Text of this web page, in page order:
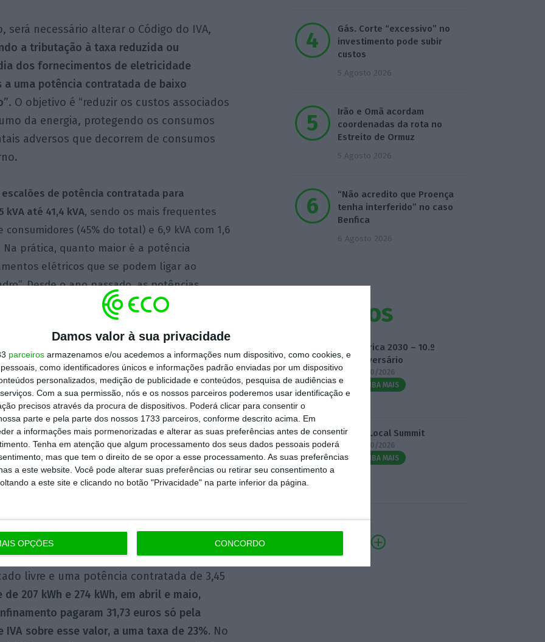
Damos valor à sua privacidade
parceiros armazenamos e/ou acedemos a informações num dispositivo, como cookies, e
como identificadores únicos e informações padrão enviadas por um dispositivo
personalizados, medição de publicidade e conteúdos, pesquisa de audiências e
Com a sua permissão, nós e os nossos parceiros poderemos usar identificação e
precisos através da procura de dispositivos. Poderá clicar para consentir o
parte e pela parte dos nossos 1733 parceiros, conforme descrito acima. Em
a informações mais pormenorizadas e alterar as suas preferências antes de consentir
Tenha em atenção que algum processamento dos seus dados pessoais poderá
mas que tem o direito de se opor a esse processamento. As suas preferências
a este website. Você pode alterar suas preferências ou retirar seu consentimento a
a este site e clicando no botão "Privacidade" na parte inferior da página.
OPÇÕES CONCORDO
será necessário alterar o Código do IVA,
a tributação à taxa reduzida ou
dos fornecimentos de eletricidade
a uma potência contratada de baixo
. O objetivo é “reduzir os custos associados
da energia, protegendo os consumos
adversos que decorrem de consumos
escalões de potência contratada para
kVA até 41,4 kVA, sendo os mais frequentes
(45% do total) e 6,9 kVA com 1,6
Na prática, quanto maior é a potência
elétricos que se podem ligar ao
Desde o ano passado, as potências
taxa de IVA a 6%, mas apenasno termo fixo
familiar, apurado em kWh, este é um
com aEntidade Reguladora dos Serviços
e para um escalão de potência contratada
cliente é de 2 225 kWh, ou seja cerca de185
ADENE, fala deumconsumo médio mensal
de dois adultos e uma criança, comuma
uma família de dois adultos e duas
em teletrabalho e telescola, 24 horas por
a consumir energia, com contrato de luz
livre e uma potência contratada de 3,45
207 kWh e 274 kWh, em abril e maio,
pagaram 31,73 euros só pela
sobre esse valor, a uma taxa de 23%. No
Gás. Corte “excessivo” no
investimento pode subir
custos
5 Agosto 2026
Irão e Omã acordam
coordenadas da rota no
Estreito de Ormuz
5 Agosto 2026
“Não acredito que Proença
tenha interferido” no caso
Benfica
6 Agosto 2026
Eventos
Fábrica 2030 – 10.º
Aniversário
14/10/2026
SAIBA MAIS
3.º Local Summit
07/10/2026
SAIBA MAIS